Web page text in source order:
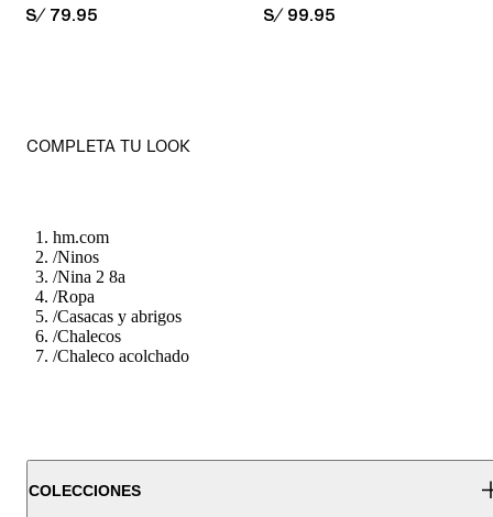
PRICE:
S/ 79.95 PRICE:
S/ 99.95
COMPLETA TU LOOK
hm.com
/Ninos
/Nina 2 8a
/Ropa
/Casacas y abrigos
/Chalecos
/Chaleco acolchado
COLECCIONES